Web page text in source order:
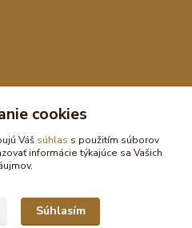
cookies
Váš súhlas s použitím súborov
informácie týkajúce sa Vašich
Súhlasím